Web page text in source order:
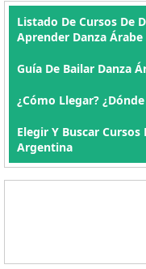
Listado De Cursos De
Aprender Danza Árabe
Guía De Bailar Danza
¿Cómo Llegar?
Elegir Y Buscar Cursos
Argentina